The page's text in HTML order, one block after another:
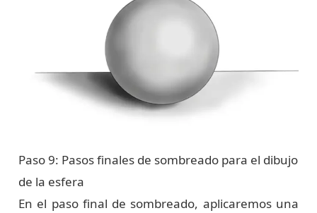
Paso 9: Pasos finales de sombreado para el dibujo
de la esfera
En el paso final de sombreado, aplicaremos una